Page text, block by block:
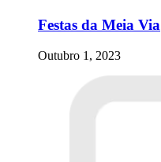
Festas da Meia Via
Outubro 1, 2023